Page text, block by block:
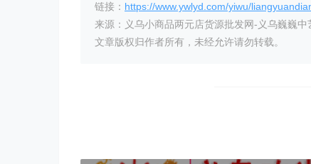
链接： https://www.ywlyd.com/yiwu/
来源：义乌小商品两元店货源批发网-义乌巍巍中
文章版权归作者所有，未经允许请勿转载。